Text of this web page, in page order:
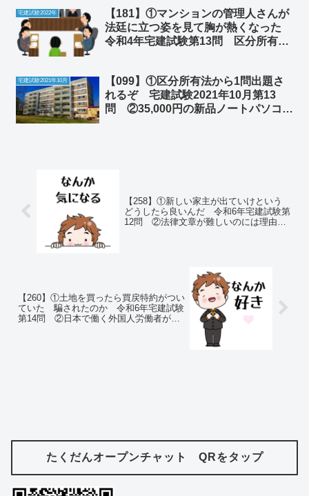
宅建試験2022年
【181】①マンションの管理人さんが
法廷に立つ姿を見て胸が熱くなった
令和4年宅建試験第13問 区分所有
宅建試験2021年10月
【099】①区分所有法から1問出題さ
れるぞ 宅建試験2021年10月第13
問 ②35,000円の新品ノートパソコン
【258】①新しい家主が出ていけという
どうしたら良いんだ 令和6年宅建試験第
12問 ②法律文章が難しいのには理由が
【260】①土地を買ったら買戻特約がつい
ていた 騙されたのか 令和6年宅建試験
第14問 ②日本で働く外国人労働者が直
たくだんオープンチャット QRをタップ